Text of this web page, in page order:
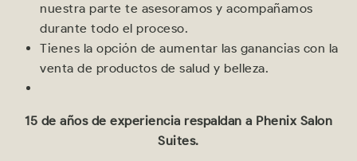
nuestra parte te asesoramos y acompañamos
durante todo el proceso.
Tienes la opción de aumentar las ganancias con la
venta de productos de salud y belleza.
15 de años de experiencia respaldan a Phenix Salon
Suites.